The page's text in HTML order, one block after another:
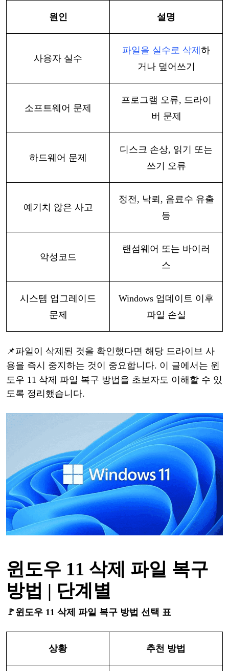
원인 설명
사용자 실수
파일을 실수로 삭제 하
거나 덮어쓰기
소프트웨어 문제
프로그램 오류, 드라이
버 문제
하드웨어 문제
디스크 손상, 읽기 또는
쓰기 오류
예기치 않은 사고
정전, 낙뢰, 음료수 유출
등
악성코드
랜섬웨어 또는 바이러
스
시스템 업그레이드
문제
Windows 업데이트 이후
파일 손실
📌파일이 삭제된 것을 확인했다면 해당 드라이브 사
용을 즉시 중지하는 것이 중요합니다. 이 글에서는 윈
도우 11 삭제 파일 복구 방법을 초보자도 이해할 수 있
도록 정리했습니다.
윈도우 11 삭제 파일 복구
방법 | 단계별
🚩윈도우 11 삭제 파일 복구 방법 선택 표
상황 추천 방법